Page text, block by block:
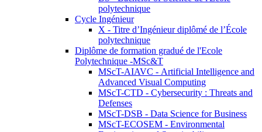
polytechnique
Cycle Ingénieur
X - Titre d’Ingénieur diplômé de l’École
polytechnique
Diplôme de formation gradué de l'Ecole
Polytechnique -MSc&T
MScT-AIAVC - Artificial Intelligence and
Advanced Visual Computing
MScT-CTD - Cybersecurity : Threats and
Defenses
MScT-DSB - Data Science for Business
MScT-ECOSEM - Environmental